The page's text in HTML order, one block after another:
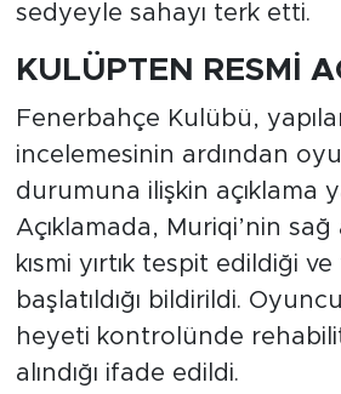
sedyeyle sahayı terk etti.
KULÜPTEN RESMİ
Fenerbahçe Kulübü,
incelemesinin ardından
durumuna ilişkin açıklama
Açıklamada, Muriqi’nin
kısmi yırtık tespit edildiği
başlatıldığı bildirildi.
heyeti kontrolünde
alındığı ifade edildi.